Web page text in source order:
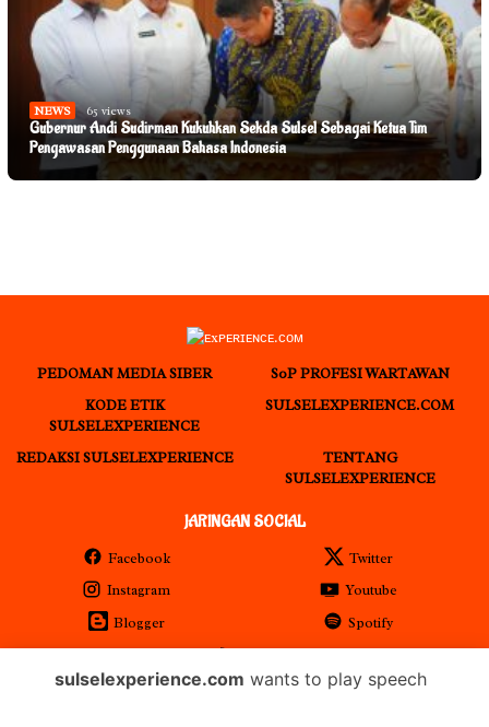
NEWS 65 views
Gubernur Andi Sudirman Kukuhkan Sekda Sulsel Sebagai Ketua Tim
Pengawasan Penggunaan Bahasa Indonesia
NEWS 58 views
Sekda Jufri Rahman Resmi Buka Pemusatan Paskibraka Provinsi Sulsel
Tahun 2026
PEDOMAN MEDIA SIBER
S0P PROFESI WARTAWAN
KODE ETIK
SULSELEXPERIENCE
SULSELEXPERIENCE.COM
REDAKSI SULSELEXPERIENCE
TENTANG
SULSELEXPERIENCE
JARINGAN SOCIAL
Facebook
Twitter
Instagram
Youtube
Blogger
Spotify
sulselexperience.com wants to play speech